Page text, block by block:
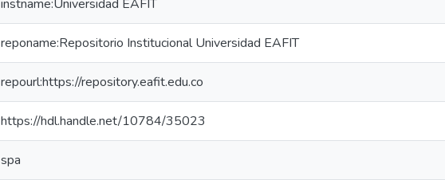
instname:Universidad EAFIT
reponame:Repositorio Institucional Universidad EAFIT
repourl:https://repository.eafit.edu.co
https://hdl.handle.net/10784/35023
spa